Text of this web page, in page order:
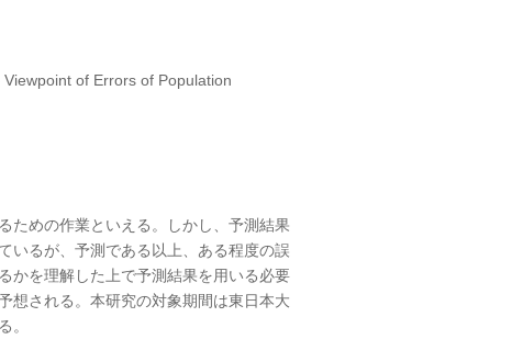
of Errors of Population
ための作業といえる。しかし、予測結果
いるが、予測である以上、ある程度の誤
かを理解した上で予測結果を用いる必要
想される。本研究の対象期間は東日本大
。